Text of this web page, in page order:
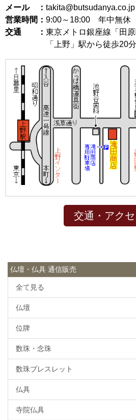
メール ： takita@butsudanya.co.jp
営業時間： 9:00～18:00 年中無休
交通 ： 東京メトロ銀座線「田
「上野」駅から徒歩20
交通・アクセ
仏壇・仏具 通信販売
全て見る
仏壇
位牌
数珠・念珠
数珠ブレスレット
仏具
寺院仏具